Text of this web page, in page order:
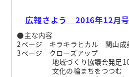
広報さよう 2016年12月号
●主な内容
2ページ キラキラヒカル 関山成
3ページ クローズアップ
地域づくり協議会発足10
文化の輪まちをつつむ